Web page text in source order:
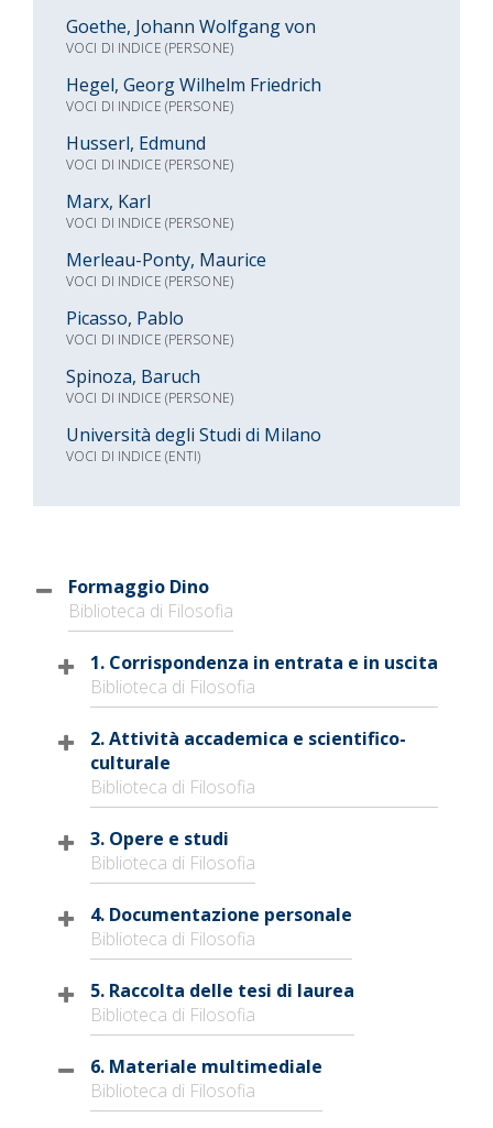
Goethe, Johann Wolfgang von
VOCI DI INDICE (PERSONE)
Hegel, Georg Wilhelm Friedrich
VOCI DI INDICE (PERSONE)
Husserl, Edmund
VOCI DI INDICE (PERSONE)
Marx, Karl
VOCI DI INDICE (PERSONE)
Merleau-Ponty, Maurice
VOCI DI INDICE (PERSONE)
Picasso, Pablo
VOCI DI INDICE (PERSONE)
Spinoza, Baruch
VOCI DI INDICE (PERSONE)
Università degli Studi di Milano
VOCI DI INDICE (ENTI)
Formaggio Dino
Biblioteca di Filosofia
1. Corrispondenza in entrata e in uscita
Biblioteca di Filosofia
2. Attività accademica e scientifico-
culturale
Biblioteca di Filosofia
3. Opere e studi
Biblioteca di Filosofia
4. Documentazione personale
Biblioteca di Filosofia
5. Raccolta delle tesi di laurea
Biblioteca di Filosofia
6. Materiale multimediale
Biblioteca di Filosofia